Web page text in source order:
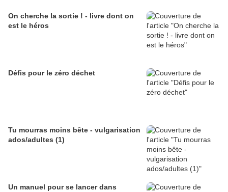
On cherche la sortie ! - livre dont on
est le héros
Défis pour le zéro déchet
Tu mourras moins bête - vulgarisation
ados/adultes (1)
Un manuel pour se lancer dans